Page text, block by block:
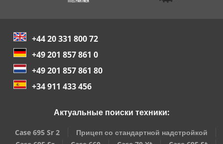
+44 20 331 800 72
+49 201 857 861 0
+49 201 857 861 80
+34 911 433 456
Актуальные поиски техники:
Case 695 Sr 2
Прицеп со стандартной надстройкой